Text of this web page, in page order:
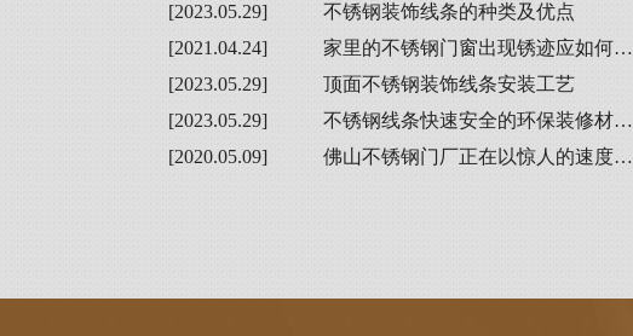
[2023.05.29]
不锈钢装饰线条的种类及优点
[2021.04.24]
家里的不锈钢门窗出现锈迹应如何…
[2023.05.29]
顶面不锈钢装饰线条安装工艺
[2023.05.29]
不锈钢线条快速安全的环保装修材…
[2020.05.09]
佛山不锈钢门厂正在以惊人的速度…